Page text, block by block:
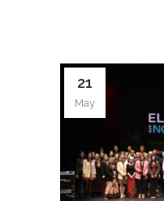
21
May